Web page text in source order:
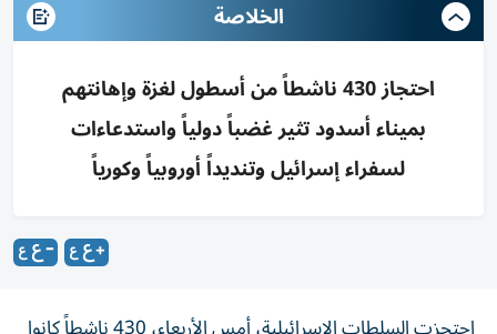
الخلاصة
احتجاز 430 ناشطاً من أسطول لغزة وإهانتهم
بميناء أسدود تثير غضباً دولياً واستدعاءات
لسفراء إسرائيل وتنديداً أوروبياً وكورياً